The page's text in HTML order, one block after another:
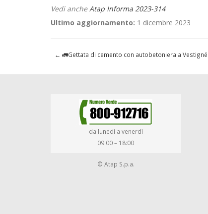
Vedi ancheAtap Informa 2023-314
Ultimo aggiornamento: 1 dicembre 2023
← 🚛Gettata di cemento con autobetoniera a Vestigné
da lunedì a venerdì
09:00 – 18:00
© Atap S.p.a.